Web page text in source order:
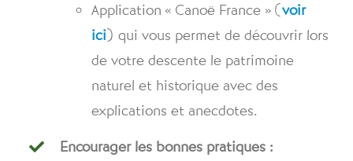
Application « Canoë France » (voir
ici) qui vous permet de découvrir lors
de votre descente le patrimoine
naturel et historique avec des
explications et anecdotes.
Encourager les bonnes pratiques :